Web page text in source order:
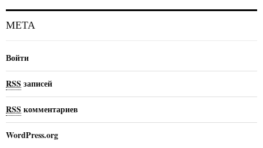
МЕТА
Войти
RSS записей
RSS комментариев
WordPress.org